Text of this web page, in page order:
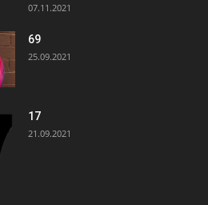
07.11.2021
69
25.09.2021
17
21.09.2021